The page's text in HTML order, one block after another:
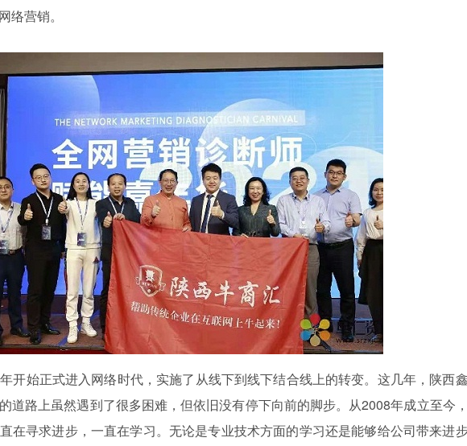
络营销。
始正式进入网络时代，实施了从线下到线下结合线上的转变。这几年，陕西
道路上虽然遇到了很多困难，但依旧没有停下向前的脚步。从2008年成立至今
在寻求进步，一直在学习。无论是专业技术方面的学习还是能够给公司带来进